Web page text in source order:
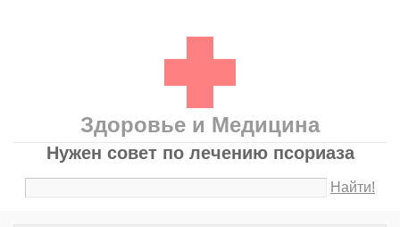
Здоровье и Медицина
Нужен совет по лечению псориаза
Найти!